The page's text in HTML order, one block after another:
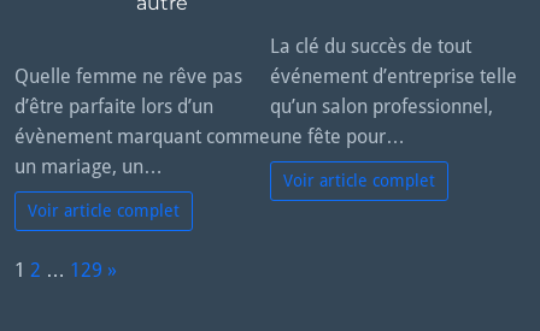
Quelle femme ne rêve pas
d’être parfaite lors d’un
évènement marquant comme
un mariage, un…
Voir article complet
La clé du succès de tout
événement d’entreprise telle
qu’un salon professionnel,
une fête pour…
Voir article complet
P
1 2 … 129 »